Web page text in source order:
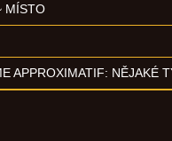
MÍSTO
APPROXIMATIF: NĚJAKÉ